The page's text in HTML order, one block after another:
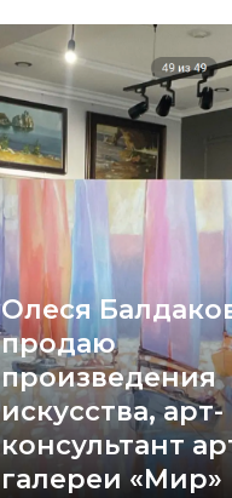
Олеся
продаю
произведения
искусства, арт-
консультант
галереи «Мир»